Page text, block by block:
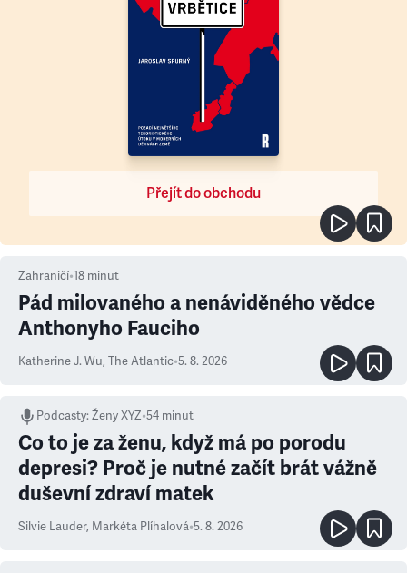
Přejít do obchodu
Zahraničí•18 minut
Pád milovaného a nenáviděného vědce
Anthonyho Fauciho
Katherine J. Wu, The Atlantic•5. 8. 2026
Podcasty:Ženy XYZ•54 minut
Co to je za ženu, když má po porodu
depresi? Proč je nutné začít brát vážně
duševní zdraví matek
Silvie Lauder, Markéta Plíhalová•5. 8. 2026